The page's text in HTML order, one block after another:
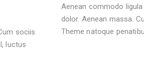
sociis
luctus
Aenean commodo
dolor. Aenean massa.
Theme natoque